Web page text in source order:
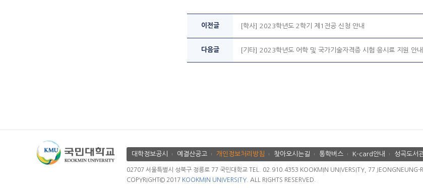
이전글 [학사] 2023학년도 2학기 제1전공 신청 안내
다음글 [기타] 2023학년도 어학 및 국가기술자격증 시험 응시료 지원 안내
대학정보공시 예결산공고 개인정보처리방침 찾아오시는길 통학버스 K-card안내 성곡도서
02707 서울특별시 성북구 정릉로 77 국민대학교 TEL. 02.910.4353 KOOKMIN UNIVERSITY, 77
COPYRIGHT© 2017 KOOKMIN UNIVERSITY. ALL RIGHTS RESERVED.